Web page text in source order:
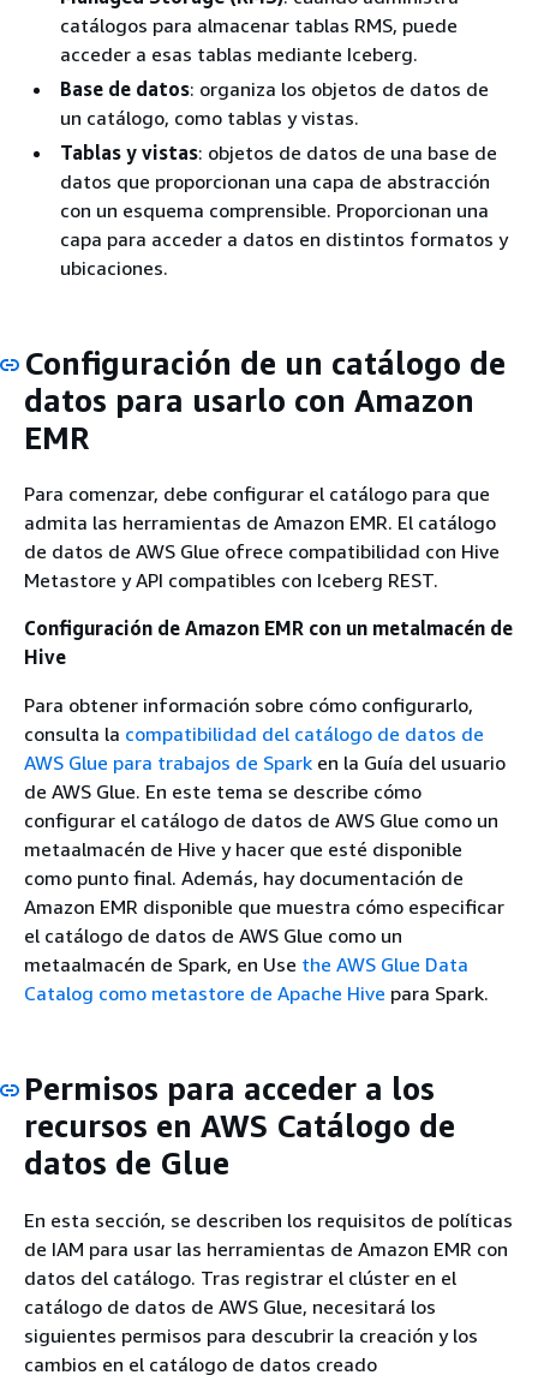
catálogos para almacenar tablas RMS, puede
acceder a esas tablas mediante Iceberg.
Base de datos: organiza los objetos de datos de
un catálogo, como tablas y vistas.
Tablas y vistas: objetos de datos de una base de
datos que proporcionan una capa de abstracción
con un esquema comprensible. Proporcionan una
capa para acceder a datos en distintos formatos y
ubicaciones.
Configuración de un catálogo de
datos para usarlo con Amazon
EMR
Para comenzar, debe configurar el catálogo para que
admita las herramientas de Amazon EMR. El catálogo
de datos de AWS Glue ofrece compatibilidad con Hive
Metastore y API compatibles con Iceberg REST.
Configuración de Amazon EMR con un metalmacén de
Hive
Para obtener información sobre cómo configurarlo,
consulta la compatibilidad del catálogo de datos de
AWS Glue para trabajos de Spark en la Guía del usuario
de AWS Glue. En este tema se describe cómo
configurar el catálogo de datos de AWS Glue como un
metaalmacén de Hive y hacer que esté disponible
como punto final. Además, hay documentación de
Amazon EMR disponible que muestra cómo especificar
el catálogo de datos de AWS Glue como un
metaalmacén de Spark, en Use the AWS Glue Data
Catalog como metastore de Apache Hive para Spark.
Permisos para acceder a los
recursos en AWS Catálogo de
datos de Glue
En esta sección, se describen los requisitos de políticas
de IAM para usar las herramientas de Amazon EMR con
datos del catálogo. Tras registrar el clúster en el
catálogo de datos de AWS Glue, necesitará los
siguientes permisos para descubrir la creación y los
cambios en el catálogo de datos creado